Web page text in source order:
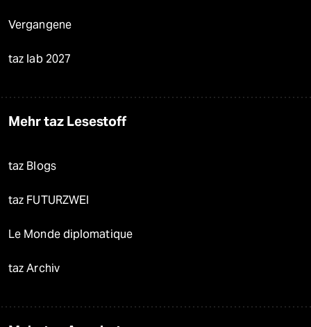
Vergangene
taz lab 2027
Mehr taz Lesestoff
taz Blogs
taz FUTURZWEI
Le Monde diplomatique
taz Archiv